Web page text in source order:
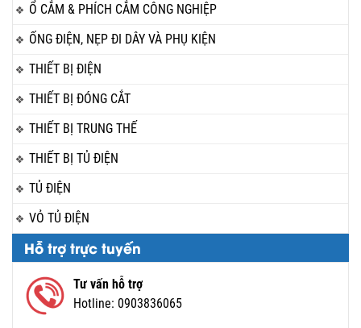
Ổ CẮM & PHÍCH CẮM CÔNG NGHIỆP
ỐNG ĐIỆN, NẸP ĐI DÂY VÀ PHỤ KIỆN
THIẾT BỊ ĐIỆN
THIẾT BỊ ĐÓNG CẮT
THIẾT BỊ TRUNG THẾ
THIẾT BỊ TỦ ĐIỆN
TỦ ĐIỆN
VỎ TỦ ĐIỆN
Hỗ trợ trực tuyến
Tư vấn hỗ trợ
Hotline: 0903836065